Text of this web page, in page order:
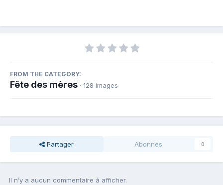
FROM THE CATEGORY:
Fête des mères · 128 images
Partager Abonnés 0
Il n’y a aucun commentaire à afficher.